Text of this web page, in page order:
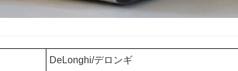
DeLonghi/デロンギ